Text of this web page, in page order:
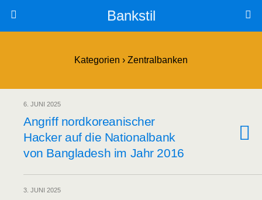
Bankstil
Kategorien › Zentralbanken
6. JUNI 2025
Angriff nord­ko­rea­ni­scher
Hacker auf die Natio­nal­bank
von Ban­gla­desh im Jahr 2016
3. JUNI 2025